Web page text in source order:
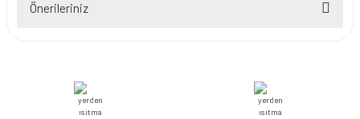
Önerileriniz
iletebilirsiniz.
Görüş ve önerileriniz için teşekkür ederiz.